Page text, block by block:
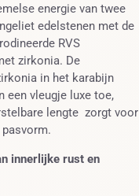
energie van twee
edelstenen met de
RVS
zirkonia. De
in het karabijn
een vleugje luxe toe,
lengte zorgt voor
innerlijke rust en